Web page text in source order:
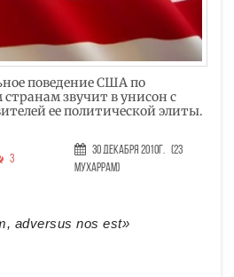
поведение США по
звучит в унисон с
ее политической элиты.
3
30 Декабря 2010г. (23
Мухаррам)
adversus nos est»